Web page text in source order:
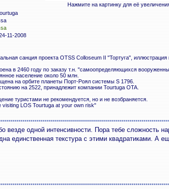
Нажмите на картинку для её
11-2008
санция проекта OTSS Colloseum II "Тортуга", иллюстрация
в 2460 году по заказу т.н. "самоопределяющихся
население около 50 млн.
на орбите планеты Порт-Роял системы S 1796.
на 2522, принадлежит компании Tourtuga OTA.
туристами не рекомендуется, но и не возбраняется.
visiting LOS Tourtuga at your own risk"
везде одной интенсивности. Пора тебе
единственная текстура с этими квадратиками. А